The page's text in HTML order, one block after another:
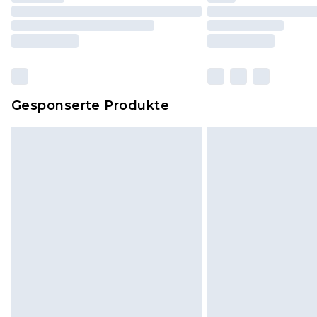
Gesponserte Produkte